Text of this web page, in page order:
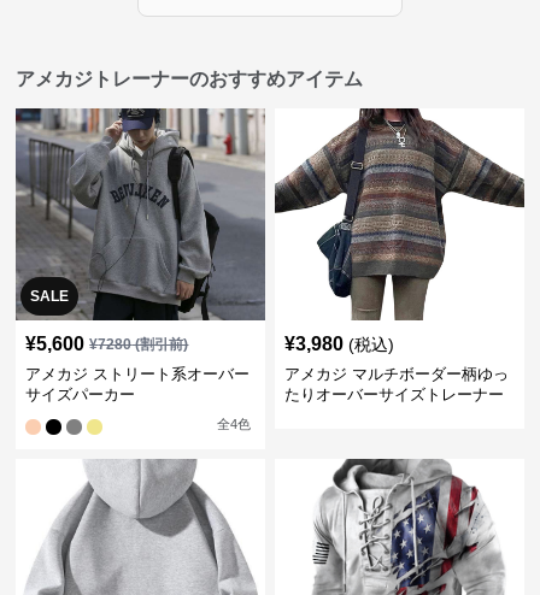
アメカジトレーナーのおすすめアイテム
SALE
¥5,600 ¥7280(割引前)
アメカジ ストリート系オーバー
サイズパーカー
全4色
¥3,980 (税込)
アメカジ マルチボーダー柄ゆっ
たりオーバーサイズトレーナー